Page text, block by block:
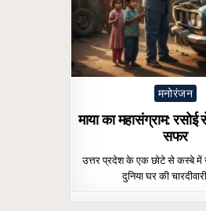
Posted
मनोरंजन
माया का महासंग्राम:
सफर
उत्तर प्रदेश के एक छोटे से कस्बे में
दुनिया घर की